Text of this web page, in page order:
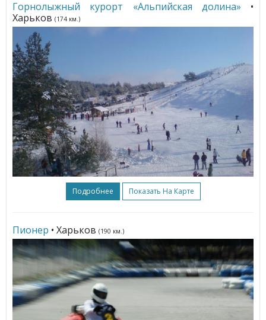
Горнолыжный курорт «Альпийская долина»
•
Харьков (174 км.)
Подробнее Показать На Карте
Пионер • Харьков (190 км.)